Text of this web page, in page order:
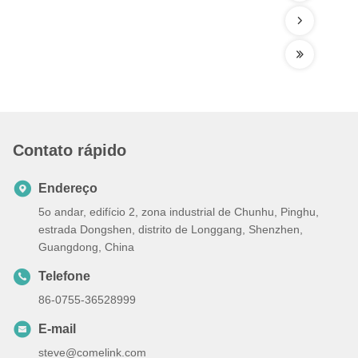
Contato rápido
Endereço
5o andar, edifício 2, zona industrial de Chunhu, Pinghu,
estrada Dongshen, distrito de Longgang, Shenzhen,
Guangdong, China
Telefone
86-0755-36528999
E-mail
steve@comelink.com